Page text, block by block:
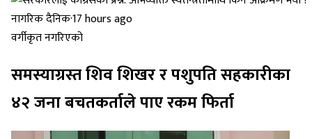
नागरिक दैनिक·17 hours ago
वर्गीकृत नगरिएको
समस्याग्रस्त शिव शिखर र पशुपति सहकारीका
४२ जना बचतकर्ताले पाए रकम फिर्ता